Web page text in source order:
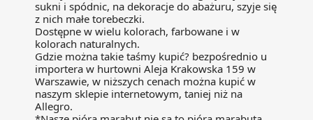
sukni i spódnic, na dekoracje do abażuru, szyje się
z nich małe torebeczki.
Dostępne w wielu kolorach, farbowane i w
kolorach naturalnych.
Gdzie można takie taśmy kupić? bezpośrednio u
importera w hurtowni Aleja Krakowska 159 w
Warszawie, w niższych cenach można kupić w
naszym sklepie internetowym, taniej niż na
Allegro.